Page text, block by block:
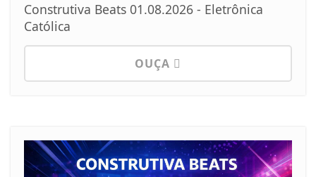
Construtiva Beats 01.08.2026 - Eletrônica
Católica
OUÇA